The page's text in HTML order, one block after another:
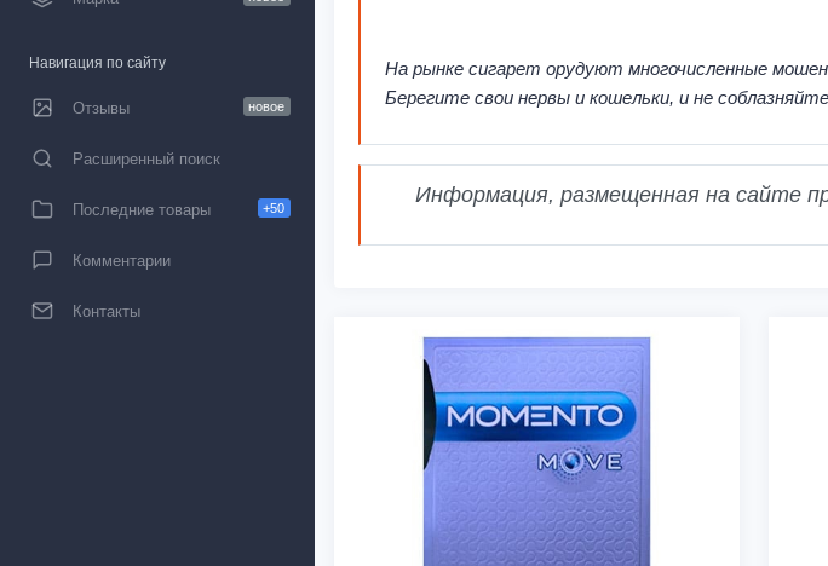
Навигация по сайту
Отзывы новое
Расширенный поиск
Последние товары +50
Комментарии
Контакты
На рынке сигарет орудуют многочисленные
Берегите свои нервы и кошельки, и не
Информация, размещенная на сайте